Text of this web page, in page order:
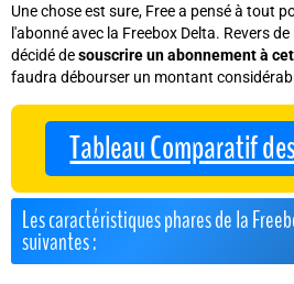
Une chose est sure, Free a pensé à tout
l'abonné avec la Freebox Delta. Revers
décidé desouscrire un abonnement à
faudra débourser un montant
Tableau Comparatif
Les caractéristiques phares de la
suivantes :